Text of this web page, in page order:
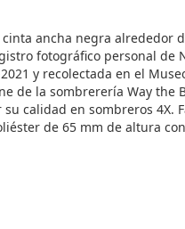
edge (borde de cinta) y
de elegancia y estilo
ancha negra alrededor
fotográfico personal de
y recolectada en el
de la sombrerería Way the
calidad en sombreros 4X.
de 65 mm de altura